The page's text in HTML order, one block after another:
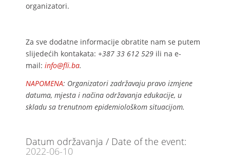
organizatori.
Za sve dodatne informacije obratite nam se putem
slijedećih kontakata: +387 33 612 529 ili na e-
mail: info@fli.ba.
NAPOMENA: Organizatori zadržavaju pravo izmjene
datuma, mjesta i načina održavanja edukacije, u
skladu sa trenutnom epidemiološkom situacijom.
Datum održavanja / Date of the event:
2022-06-10